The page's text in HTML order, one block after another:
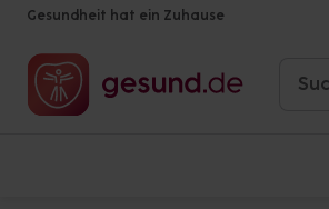
Gesundheit hat ein Zuhause